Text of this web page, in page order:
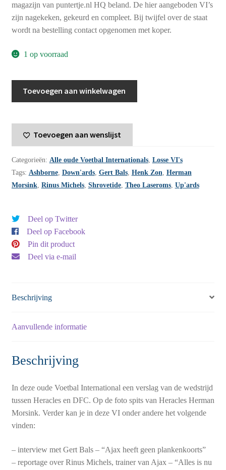
magazijn van puntertje.nl HQ beland. De hier aangeboden VI’s
zijn nagekeken, gekeurd en compleet. Bij twijfel over de staat
wordt na bestelling contact opgenomen met koper.
1 op voorraad
2
1967
-
nummer
28
Toevoegen aan winkelwagen
Toevoegen aan wenslijst
Categorieën: Alle oude Voetbal Internationals, Losse VI's
Tags: Ashborne, Down'ards, Gert Bals, Henk Zon Herman
Morsink, Rinus Michels, Shrovetide, Theo Laseroms, Up'ards
Deel op Twitter
Deel op Facebook
Pin dit product
Deel via e-mail
Beschrijving
Aanvullende informatie
Beschrijving
In deze oude Voetbal International een verslag van de wedstrijd
tussen Heracles en DFC. Op de foto spits van Heracles Herman
Morsink. Verder kan je in deze VI onder andere het volgende
vinden:
– interview met Gert Bals – “Ajax heeft geen plankenkoorts”
– reportage over Rinus Michels, trainer van Ajax – “Alles is nu